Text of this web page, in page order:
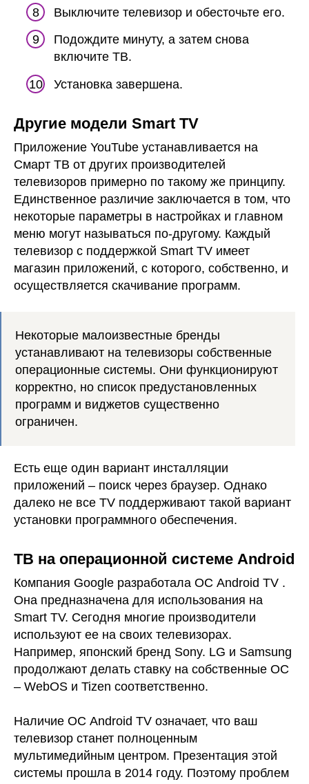
Выключите телевизор и обесточьте его.
Подождите минуту, а затем снова
включите ТВ.
Установка завершена.
Другие модели Smart TV
Приложение YouTube устанавливается на
Смарт ТВ от других производителей
телевизоров примерно по такому же принципу.
Единственное различие заключается в том, что
некоторые параметры в настройках и главном
меню могут называться по-другому. Каждый
телевизор с поддержкой Smart TV имеет
магазин приложений, с которого, собственно, и
осуществляется скачивание программ.
Некоторые малоизвестные бренды
устанавливают на телевизоры собственные
операционные системы. Они функционируют
корректно, но список предустановленных
программ и виджетов существенно
ограничен.
Есть еще один вариант инсталляции
приложений – поиск через браузер. Однако
далеко не все TV поддерживают такой вариант
установки программного обеспечения.
ТВ на операционной системе Android
Компания Google разработала ОС Android TV .
Она предназначена для использования на
Smart TV. Сегодня многие производители
используют ее на своих телевизорах.
Например, японский бренд Sony. LG и Samsung
продолжают делать ставку на собственные ОС
– WebOS и Tizen соответственно.
Наличие ОС Android TV означает, что ваш
телевизор станет полноценным
мультимедийным центром. Презентация этой
системы прошла в 2014 году. Поэтому проблем